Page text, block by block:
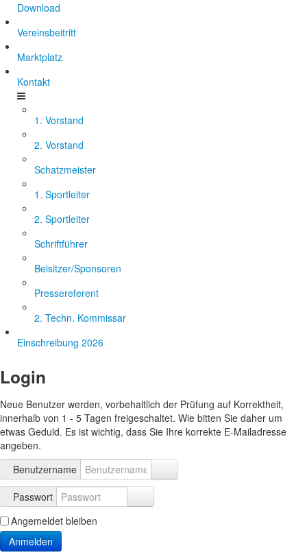
Download
Vereinsbeitritt
Marktplatz
Kontakt
1. Vorstand
2. Vorstand
Schatzmeister
1. Sportleiter
2. Sportleiter
Schriftführer
Beisitzer/Sponsoren
Pressereferent
2. Techn. Kommissar
Einschreibung 2026
Login
Neue Benutzer werden, vorbehaltlich der Prüfung auf Korrektheit,
innerhalb von 1 - 5 Tagen freigeschaltet. Wie bitten Sie daher um
etwas Geduld. Es ist wichtig, dass Sie Ihre korrekte E-Mailadresse
angeben.
Benutzername
Passwort
Angemeldet bleiben
Anmelden